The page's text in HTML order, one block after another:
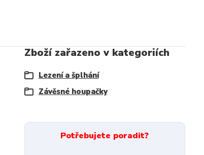
Zboží zařazeno v kategoriích
Lezení a šplhání
Závěsné houpačky
Potřebujete poradit?